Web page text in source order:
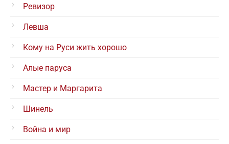
Ревизор
Левша
Кому на Руси жить хорошо
Алые паруса
Мастер и Маргарита
Шинель
Война и мир